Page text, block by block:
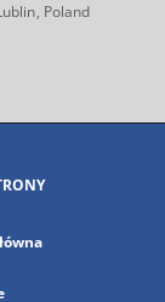
Poland